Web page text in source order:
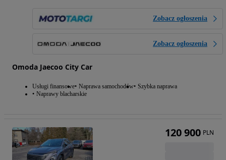
Zobacz ogłoszenia
Zobacz ogłoszenia
Omoda Jaecoo City Car
Usługi finansowe Naprawa samochodów Szybka naprawa
Naprawy blacharskie
120 900 PLN